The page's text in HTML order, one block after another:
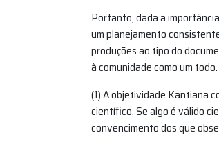
Portanto, dada a
um planejamento
produções ao tipo do
à comunidade como um todo.
(1) A objetividade Kantiana
científico. Se algo é válido
convencimento dos que